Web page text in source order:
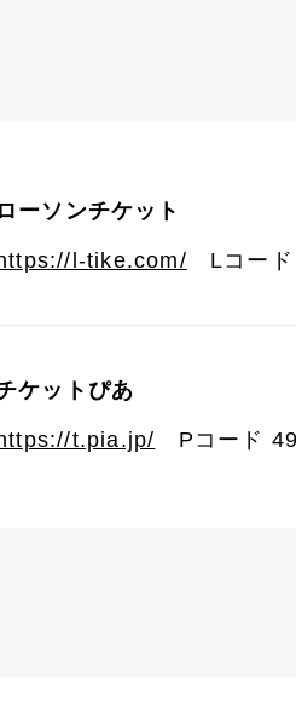
ローソンチケット
l-tike.com/ Lコード
ケットぴあ
t.pia.jp/ Pコード